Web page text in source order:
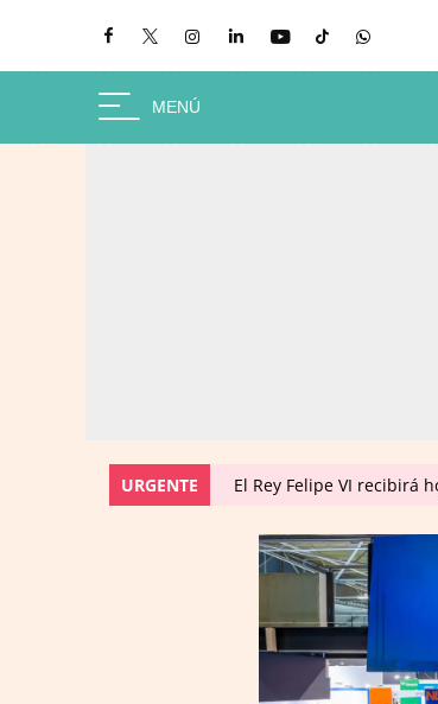
URGENTE El Rey Felipe VI recibirá